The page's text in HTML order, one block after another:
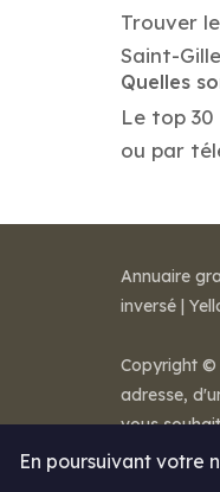
Trouver
Saint-
Quelles
Le top
ou par
En poursuivant votre
Annuaire
inversé |
Copyright ©
adresse,
vous
Mentions